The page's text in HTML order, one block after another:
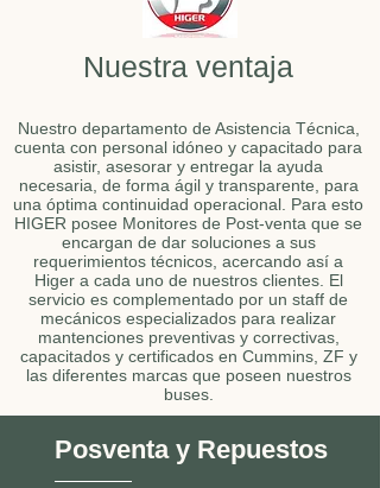
Nuestra ventaja
Nuestro departamento de Asistencia Técnica,
cuenta con personal idóneo y capacitado para
asistir, asesorar y entregar la ayuda
necesaria, de forma ágil y transparente, para
una óptima continuidad operacional. Para esto
HIGER posee Monitores de Post-venta que se
encargan de dar soluciones a sus
requerimientos técnicos, acercando así a
Higer a cada uno de nuestros clientes. El
servicio es complementado por un staff de
mecánicos especializados para realizar
mantenciones preventivas y correctivas,
capacitados y certificados en Cummins, ZF y
las diferentes marcas que poseen nuestros
buses.
Posventa y Repuestos